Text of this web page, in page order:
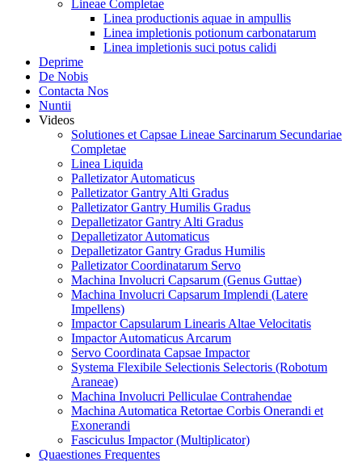
Lineae Completae
Linea productionis aquae in ampullis
Linea impletionis potionum carbonatarum
Linea impletionis suci potus calidi
Deprime
De Nobis
Contacta Nos
Nuntii
Videos
Solutiones et Capsae Lineae Sarcinarum Secundariae
Completae
Linea Liquida
Palletizator Automaticus
Palletizator Gantry Alti Gradus
Palletizator Gantry Humilis Gradus
Depalletizator Gantry Alti Gradus
Depalletizator Automaticus
Depalletizator Gantry Gradus Humilis
Palletizator Coordinatarum Servo
Machina Involucri Capsarum (Genus Guttae)
Machina Involucri Capsarum Implendi (Latere
Impellens)
Impactor Capsularum Linearis Altae Velocitatis
Impactor Automaticus Arcarum
Servo Coordinata Capsae Impactor
Systema Flexibile Selectionis Selectoris (Robotum
Araneae)
Machina Involucri Pelliculae Contrahendae
Machina Automatica Retortae Corbis Onerandi et
Exonerandi
Fasciculus Impactor (Multiplicator)
Quaestiones Frequentes